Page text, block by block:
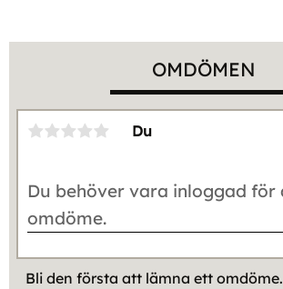
OMDÖMEN
Du
Bli den första att lämna ett omdöme.